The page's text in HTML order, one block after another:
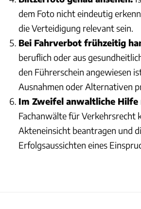
dem Foto nicht eindeutig
die Verteidigung relevant sein.
Bei Fahrverbot frühzeitig
beruflich oder aus
den Führerschein angewiesen
Ausnahmen oder Alternativen
Im Zweifel anwaltliche Hilfe
Fachanwälte für Verkehrsrecht
Akteneinsicht beantragen und
Erfolgsaussichten eines